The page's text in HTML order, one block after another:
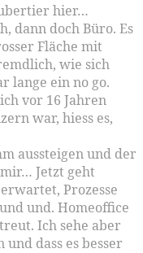
hier…
dann doch Büro. Es
Fläche mit
wie sich
lange ein no go.
vor 16 Jahren
war, hiess es,
aussteigen und der
Jetzt geht
Prozesse
und. Homeoffice
Ich sehe aber
dass es besser